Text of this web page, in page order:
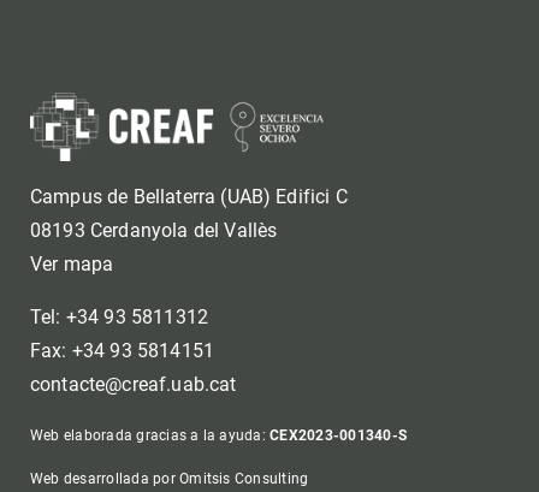
Campus de Bellaterra (UAB) Edifici C
08193 Cerdanyola del Vallès
Ver mapa
Tel: +34 93 5811312
Fax: +34 93 5814151
contacte@creaf.uab.cat
Web elaborada gracias a la ayuda:CEX2023-001340-S
Web desarrollada por Omitsis Consulting